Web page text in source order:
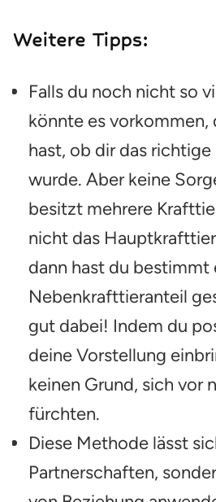
Weitere Tipps:
Falls du noch nicht so
könnte es vorkommen,
hast, ob dir das
wurde. Aber keine
besitzt mehrere
nicht das
dann hast du bestimmt
Nebenkrafttieranteil
gut dabei! Indem du
deine Vorstellung
keinen Grund, sich vor
fürchten.
Diese Methode lässt
Partnerschaften,